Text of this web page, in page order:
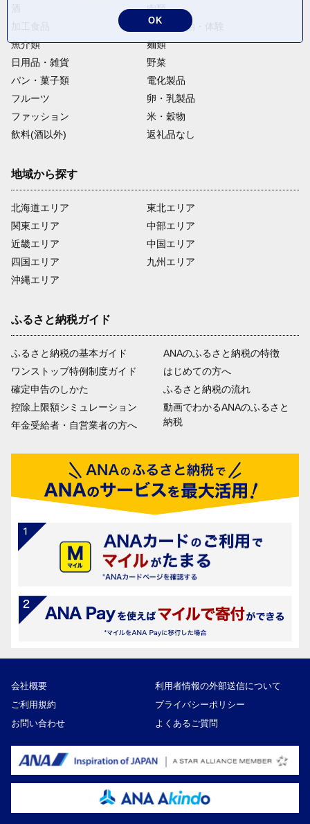
肉類
旅行・宿泊・体験
魚介類
麺類
日用品・雑貨
野菜
パン・菓子類
電化製品
フルーツ
卵・乳製品
ファッション
米・穀物
飲料(酒以外)
返礼品なし
地域から探す
北海道エリア
関東エリア
近畿エリア
四国エリア
沖縄エリア
東北エリア
中部エリア
中国エリア
九州エリア
ふるさと納税ガイド
ふるさと納税の基本ガイド
ワンストップ特例制度ガイド
確定申告のしかた
控除上限額シミュレーション
年金受給者・自営業者の方へ
ANAのふるさと納税の特徴
はじめての方へ
ふるさと納税の流れ
動画でわかるANAのふるさと
納税
会社概要
利用者情報の外部送信について
ご利用規約
プライバシーポリシー
お問い合わせ
よくあるご質問
OK